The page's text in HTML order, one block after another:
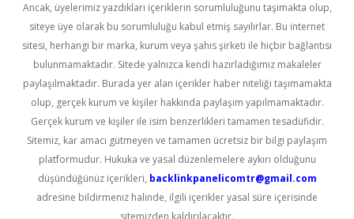
Ancak, üyelerimiz yazdıkları içeriklerin sorumluluğunu taşımakta olup,
siteye üye olarak bu sorumluluğu kabul etmiş sayılırlar. Bu internet
sitesi, herhangi bir marka, kurum veya şahıs şirketi ile hiçbir bağlantısı
bulunmamaktadır. Sitede yalnızca kendi hazırladığımız makaleler
paylaşılmaktadır. Burada yer alan içerikler haber niteliği taşımamakta
olup, gerçek kurum ve kişiler hakkında paylaşım yapılmamaktadır.
Gerçek kurum ve kişiler ile isim benzerlikleri tamamen tesadüfidir.
Sitemiz, kar amacı gütmeyen ve tamamen ücretsiz bir bilgi paylaşım
platformudur. Hukuka ve yasal düzenlemelere aykırı olduğunu
düşündüğünüz içerikleri, backlinkpanelicomtr@gmail.com
adresine bildirmeniz halinde, ilgili içerikler yasal süre içerisinde
sitemizden kaldırılacaktır.